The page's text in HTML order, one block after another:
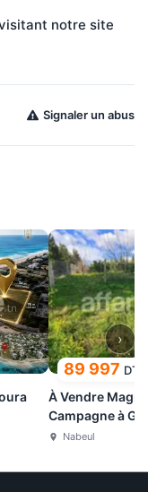
notre site
Signaler un abus
89 997 DT
À Vendre
Campagne à
Nabeul
Nabeul
›